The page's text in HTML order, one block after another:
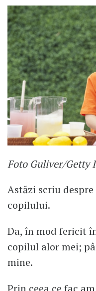
Foto Guliver/Getty
Astăzi scriu
copilului.
Da, în mod fericit
copilul alor mei;
mine.
Prin ceea ce fac